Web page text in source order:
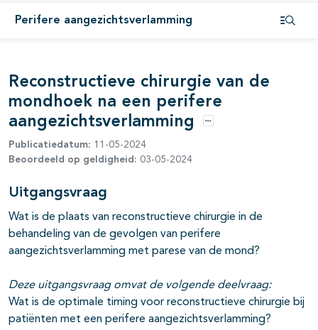
Perifere aangezichtsverlamming
open- en dichtklappen
Reconstructieve chirurgie van de
mondhoek na een perifere
aangezichtsverlamming
Opties
Publicatiedatum: 11-05-2024
Beoordeeld op geldigheid: 03-05-2024
Uitgangsvraag
Wat is de plaats van reconstructieve chirurgie in de
behandeling van de gevolgen van perifere
aangezichtsverlamming met parese van de mond?
Deze uitgangsvraag omvat de volgende deelvraag:
Wat is de optimale timing voor reconstructieve chirurgie bij
patiënten met een perifere aangezichtsverlamming?